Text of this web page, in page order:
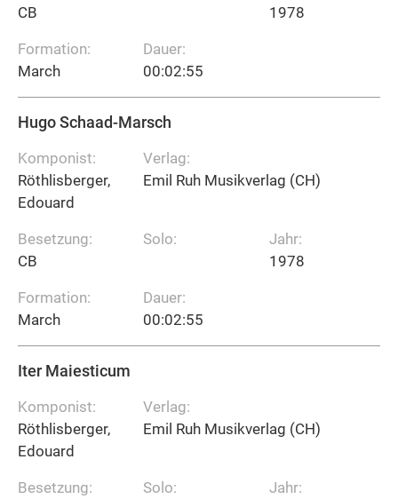
CB
Formation:
March
Dauer:
00:02:55
1978
Hugo Schaad-Marsch
Komponist:
Röthlisberger,
Edouard
Besetzung:
CB
Formation:
March
Verlag:
Emil Ruh Musikverlag (CH)
Solo:
Dauer:
00:02:55
Jahr:
1978
Iter Maiesticum
Komponist:
Röthlisberger,
Edouard
Besetzung:
Verlag:
Emil Ruh Musikverlag (CH)
Solo:
Jahr: